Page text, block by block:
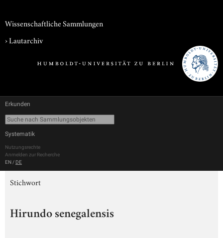
Wissenschaftliche Sammlungen
›Lautarchiv
Erkunden
Systematik
Nutzungsrechte
Anmelden zur Recherche
EN / DE
Stichwort
Hirundo senegalensis